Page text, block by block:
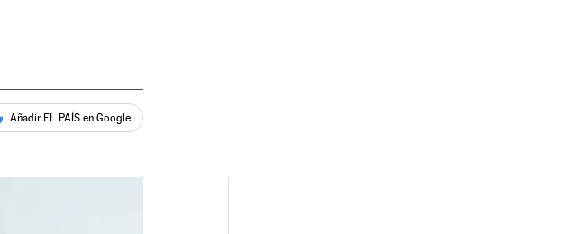
Añadir EL PAÍS en Google